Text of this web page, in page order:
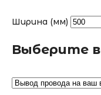
Ширина (мм)
Выберите